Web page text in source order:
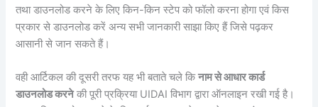
तथा डाउनलोड करने के लिए किन-किन स्टेप को फॉलो करना होगा एवं किस
प्रकार से डाउनलोड करें अन्य सभी जानकारी साझा किए हैं जिसे पढ़कर
आसानी से जान सकते हैं।
वही आर्टिकल की दूसरी तरफ यह भी बताते चले किनाम से आधार कार्ड
डाउनलोड करनेकी पूरी प्रक्रिया UIDAI विभाग द्वारा ऑनलाइन रखी गई है।